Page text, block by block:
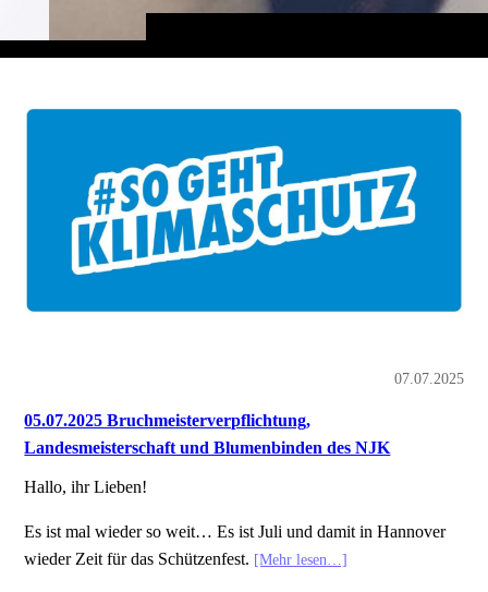
07.07.2025
05.07.2025 Bruchmeisterverpflichtung,
Landesmeisterschaft und Blumenbinden des NJK
Hallo, ihr Lieben!
Es ist mal wieder so weit… Es ist Juli und damit in Hannover
wieder Zeit für das Schützenfest. [Mehr lesen…]